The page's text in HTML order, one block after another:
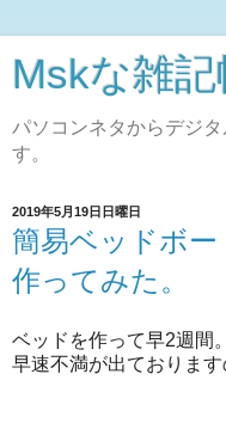
Mskな雑記
パソコンネタからデジ
す。
2019年5月19日日曜日
簡易ベッドボ
作ってみた。
ベッドを作って早2週間
早速不満が出ております